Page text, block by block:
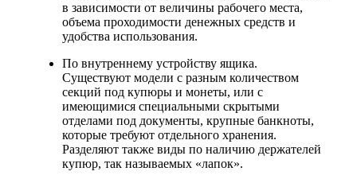
в зависимости от величины рабочего места,
объема проходимости денежных средств и
удобства использования.
По внутреннему устройству ящика.
Существуют модели с разным количеством
секций под купюры и монеты, или с
имеющимися специальными скрытыми
отделами под документы, крупные банкноты,
которые требуют отдельного хранения.
Разделяют также виды по наличию держателей
купюр, так называемых «лапок».